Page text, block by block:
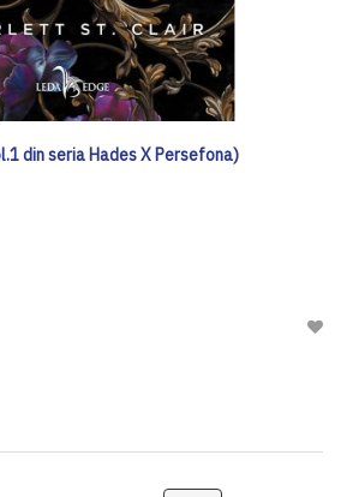
din seria Hades X Persefona)